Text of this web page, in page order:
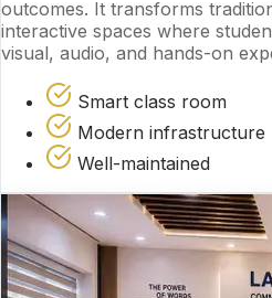
outcomes. It transforms
interactive spaces where
visual, audio, and hands-on
Smart class room
Modern infrastructure
Well-maintained